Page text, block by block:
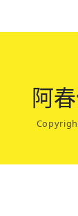
阿春